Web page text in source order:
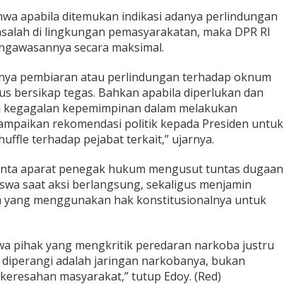
apabila ditemukan indikasi adanya perlindungan
di lingkungan pemasyarakatan, maka DPR RI
secara maksimal.
pembiaran atau perlindungan terhadap oknum
bersikap tegas. Bahkan apabila diperlukan dan
kepemimpinan dalam melakukan
rekomendasi politik kepada Presiden untuk
terhadap pejabat terkait,” ujarnya.
aparat penegak hukum mengusut tuntas dugaan
saat aksi berlangsung, sekaligus menjamin
yang menggunakan hak konstitusionalnya untuk
pihak yang mengkritik peredaran narkoba justru
adalah jaringan narkobanya, bukan
masyarakat,” tutup Edoy. (Red)